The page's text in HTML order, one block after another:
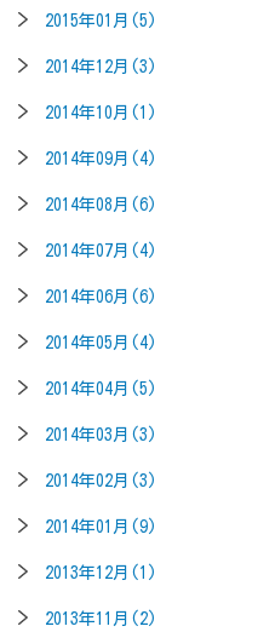
2015年01月(5)
2014年12月(3)
2014年10月(1)
2014年09月(4)
2014年08月(6)
2014年07月(4)
2014年06月(6)
2014年05月(4)
2014年04月(5)
2014年03月(3)
2014年02月(3)
2014年01月(9)
2013年12月(1)
2013年11月(2)